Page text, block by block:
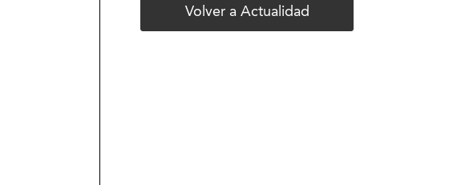
Volver a Actualidad